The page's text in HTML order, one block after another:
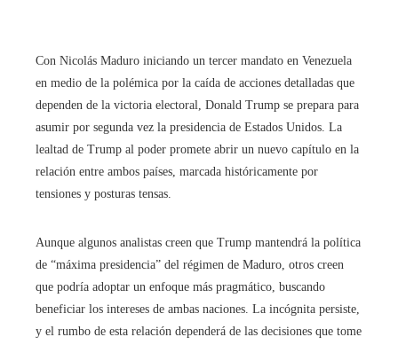
Con Nicolás Maduro iniciando un tercer mandato en Venezuela
en medio de la polémica por la caída de acciones detalladas que
dependen de la victoria electoral, Donald Trump se prepara para
asumir por segunda vez la presidencia de Estados Unidos. La
lealtad de Trump al poder promete abrir un nuevo capítulo en la
relación entre ambos países, marcada históricamente por
tensiones y posturas tensas.
Aunque algunos analistas creen que Trump mantendrá la política
de “máxima presidencia” del régimen de Maduro, otros creen
que podría adoptar un enfoque más pragmático, buscando
beneficiar los intereses de ambas naciones. La incógnita persiste,
y el rumbo de esta relación dependerá de las decisiones que tome